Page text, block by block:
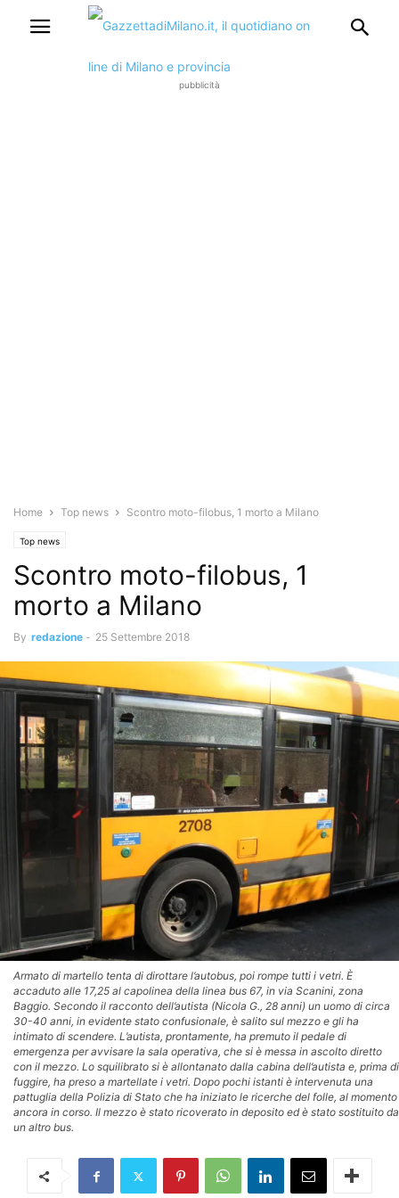
pubblicità
Home Top news Scontro moto-filobus, 1 morto a Milano
Top news
Scontro moto-filobus, 1
morto a Milano
By redazione - 25 Settembre 2018
Armato di martello tenta di dirottare l’autobus, poi rompe tutti i vetri. È
accaduto alle 17,25 al capolinea della linea bus 67, in via Scanini, zona
Baggio. Secondo il racconto dell’autista (Nicola G., 28 anni) un uomo di circa
30-40 anni, in evidente stato confusionale, è salito sul mezzo e gli ha
intimato di scendere. L’autista, prontamente, ha premuto il pedale di
emergenza per avvisare la sala operativa, che si è messa in ascolto diretto
con il mezzo. Lo squilibrato si è allontanato dalla cabina dell’autista e, prima di
fuggire, ha preso a martellate i vetri. Dopo pochi istanti è intervenuta una
pattuglia della Polizia di Stato che ha iniziato le ricerche del folle, al momento
ancora in corso. Il mezzo è stato ricoverato in deposito ed è stato sostituito da
un altro bus.